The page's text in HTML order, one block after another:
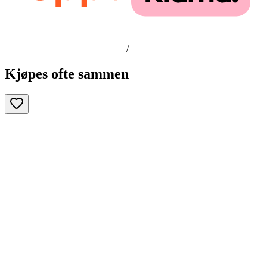
/
Kjøpes ofte sammen